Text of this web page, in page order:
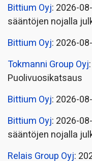
Bittium Oyj: 2026-
sääntöjen nojalla
Bittium Oyj: 2026-
Tokmanni Group Oyj
Puolivuosikatsaus
Bittium Oyj: 2026-
Bittium Oyj: 2026-
sääntöjen nojalla
Relais Group Oyj: